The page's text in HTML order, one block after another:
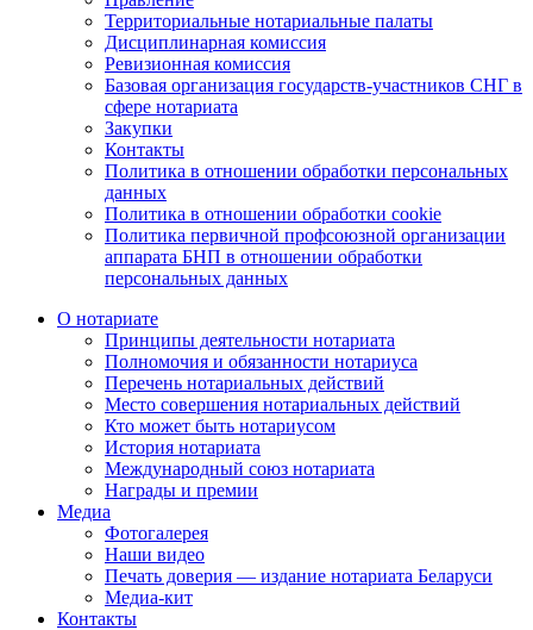
Территориальные нотариальные палаты
Дисциплинарная комиссия
Ревизионная комиссия
Базовая организация государств-участников СНГ в
сфере нотариата
Закупки
Контакты
Политика в отношении обработки персональных
данных
Политика в отношении обработки cookie
Политика первичной профсоюзной организации
аппарата БНП в отношении обработки
персональных данных
О нотариате
Принципы деятельности нотариата
Полномочия и обязанности нотариуса
Перечень нотариальных действий
Место совершения нотариальных действий
Кто может быть нотариусом
История нотариата
Международный союз нотариата
Награды и премии
Медиа
Фотогалерея
Наши видео
Печать доверия — издание нотариата Беларуси
Медиа-кит
Контакты